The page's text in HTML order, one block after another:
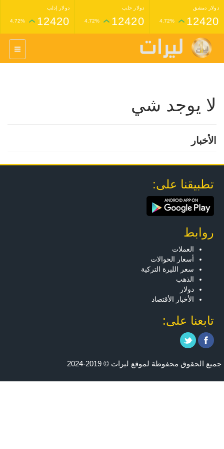
دولار دمشق
12420
4.72%
دولار حلب
12420
4.72%
دولار إدلب
12420
4.72%
غرام عيار 24 ذهب
1,398,000
4.33%
1,227,000
لا يوجد شي
الأخبار
تطبيقنا على:
روابط
العملات
أسعار الحوالات
سعر الليرة التركية
الذهب
دولار
الأخبار الأقتصاد
تابعنا على:
جميع الحقوق محفوظة لموقع ليرات © 2019-2024